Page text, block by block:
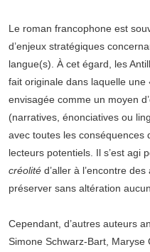
Le roman francophone est
d’enjeux stratégiques
langue(s). À cet égard, les
fait originale dans laquelle
envisagée comme un moyen
(narratives, énonciatives ou
avec toutes les
lecteurs potentiels. Il s’est agi
créolité d’aller à l’encontre
préserver sans altération
Cependant, d’autres auteurs
Simone Schwarz-Bart,